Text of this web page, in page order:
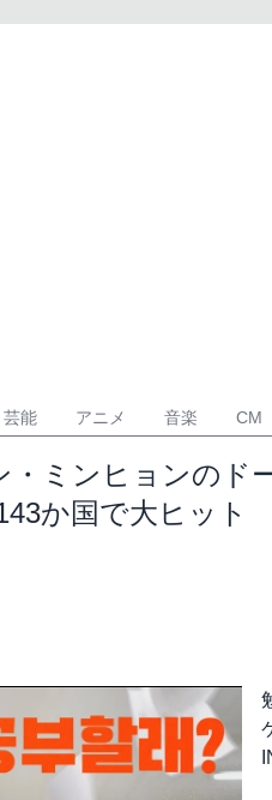
芸能 アニメ 音楽 CM
・ミンヒョンの
か国で大ヒット